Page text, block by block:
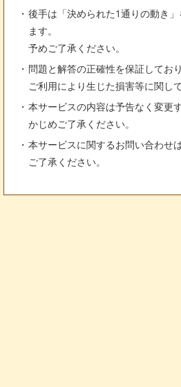
後手は「決められた1通りの動き
ます。
予めご了承ください。
問題と解答の正確性を保証しており
ご利用により生じた損害等に関し
本サービスの内容は予告なく変更
かじめご了承ください。
本サービスに関するお問い合わせ
ご了承ください。